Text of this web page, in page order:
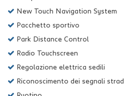
New Touch Navigation System
Pacchetto sportivo
Park Distance Control
Radio Touchscreen
Regolazione elettrica sedili
Riconoscimento dei segnali